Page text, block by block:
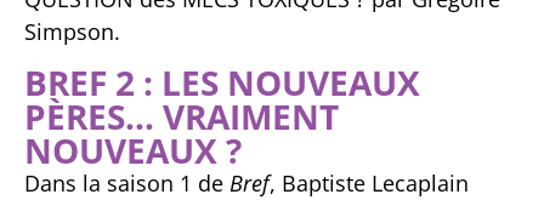
Simpson.
BREF 2 : LES NOUVEAUX
PÈRES… VRAIMENT
NOUVEAUX ?
Dans la saison 1 de Bref, Baptiste Lecaplain